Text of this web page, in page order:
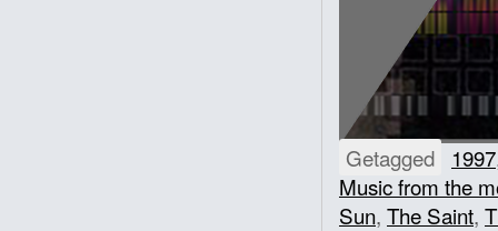
Getagged 1997
Music from the
Sun, The Saint,